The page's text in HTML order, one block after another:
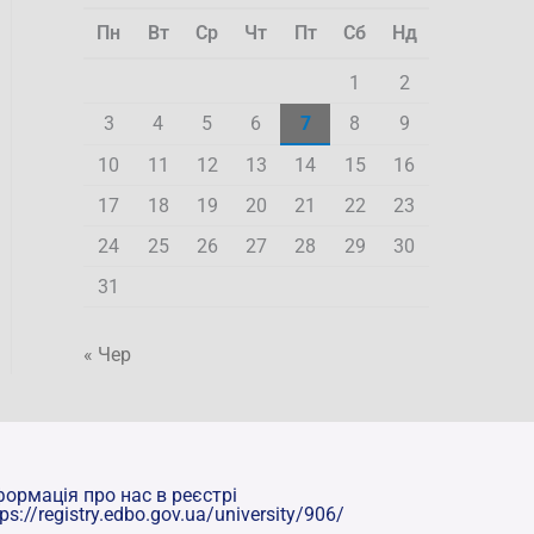
Пн Вт Ср Чт Пт Сб Нд
1
2
3
4 5 6 7 8
9
10
11 12 13 14 15
16
17
18 19 20 21 22
23
24
25 26 27 28 29
30
31
« Чер
про нас в реєстрі
registry.edbo.gov.ua/university/906/